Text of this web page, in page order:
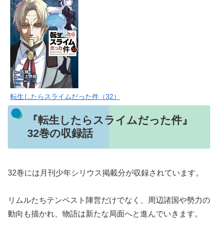
転生したらスライムだった件（32）
『転生したらスライムだった件』
32巻の収録話
32巻には月刊少年シリウス掲載分が収録されています。
リムルたちテンペスト陣営だけでなく、周辺諸国や勢力の
動向も描かれ、物語は新たな局面へと進んでいきます。